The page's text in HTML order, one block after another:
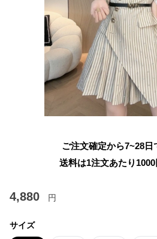
ご注文確定から7~28日
送料は1注文あたり 1000
4,880 円
サイズ